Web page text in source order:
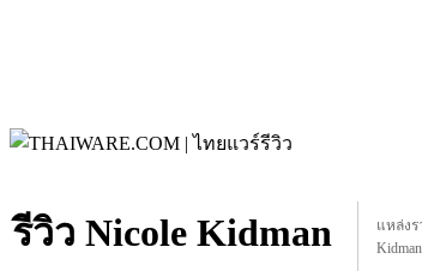
รีวิว Nicole Kidman
แหล่งร